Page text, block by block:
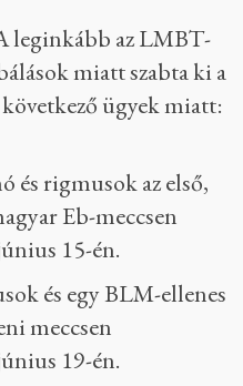
leginkább az LMBT-
miatt szabta ki a
ügyek miatt:
és rigmusok az első,
Eb-meccsen
15-én.
és egy BLM-ellenes
meccsen
19-én.